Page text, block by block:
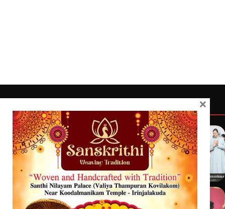
Home
Latest
Exclusive
Sanchari
Contact
Latest
×